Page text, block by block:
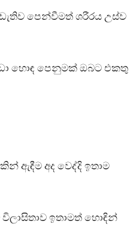
පෙන්වීමත් ශරීරය උස්ව
හොඳ පෙනුමක් ඔබට එකතු
ඇඳීම අද වෙද්දි ඉතාම
ඉතාමත් හොඳින්